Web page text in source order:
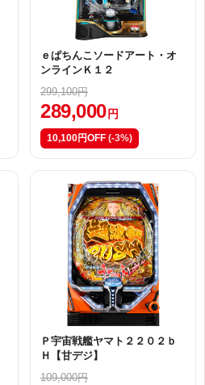
ｅぱちんこソードアート・オ
ンラインＫ１２
299,100円
289,000 円
10,100円OFF (-3%)
Ｐ宇宙戦艦ヤマト２２０２ｂ
Ｈ【甘デジ】
109,000円